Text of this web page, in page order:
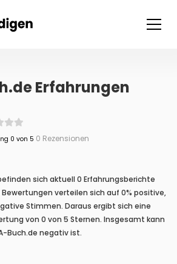
Erfahrungen
0 von 5 0 Rezensionen
sich aktuell 0 Erfahrungsberichte
Bewertungen verteilen sich auf 0% positive,
Stimmen. Daraus ergibt sich eine
von 0 von 5 Sternen. Insgesamt kann
Buch.de negativ ist.